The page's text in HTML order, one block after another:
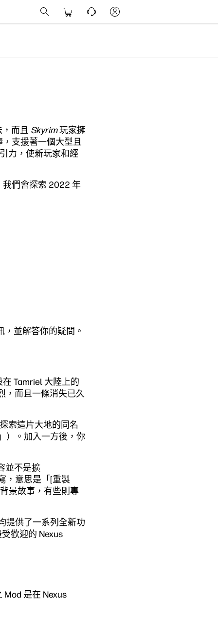
而且 Skyrim玩家擁
支援著一個大型且
力，使新玩家和經
我們會探索 2022 年
，並解答你的疑問。
Tamriel 大陸上的
，而且一條消失已久
索這片大地的同名
）。加入一方後，你
並不是擴
，意思是「[重製
景故事，有些則專
提供了一系列全新功
受歡迎的 Nexus
Mod 是在 Nexus